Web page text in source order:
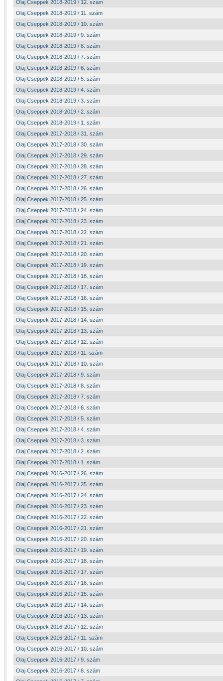
Olaj Cseppek 2018-2019 / 12. szám
Olaj Cseppek 2018-2019 / 11. szám
Olaj Cseppek 2018-2019 / 10. szám
Olaj Cseppek 2018-2019 / 9. szám
Olaj Cseppek 2018-2019 / 8. szám
Olaj Cseppek 2018-2019 / 7. szám
Olaj Cseppek 2018-2019 / 6. szám
Olaj Cseppek 2018-2019 / 5. szám
Olaj Cseppek 2018-2019 / 4. szám
Olaj Cseppek 2018-2019 / 3. szám
Olaj Cseppek 2018-2019 / 2. szám
Olaj Cseppek 2018-2019 / 1. szám
Olaj Cseppek 2017-2018 / 31. szám
Olaj Cseppek 2017-2018 / 30. szám
Olaj Cseppek 2017-2018 / 29. szám
Olaj Cseppek 2017-2018 / 28. szám
Olaj Cseppek 2017-2018 / 27. szám
Olaj Cseppek 2017-2018 / 26. szám
Olaj Cseppek 2017-2018 / 25. szám
Olaj Cseppek 2017-2018 / 24. szám
Olaj Cseppek 2017-2018 / 23. szám
Olaj Cseppek 2017-2018 / 22. szám
Olaj Cseppek 2017-2018 / 21. szám
Olaj Cseppek 2017-2018 / 20. szám
Olaj Cseppek 2017-2018 / 19. szám
Olaj Cseppek 2017-2018 / 18. szám
Olaj Cseppek 2017-2018 / 17. szám
Olaj Cseppek 2017-2018 / 16. szám
Olaj Cseppek 2017-2018 / 15. szám
Olaj Cseppek 2017-2018 / 14. szám
Olaj Cseppek 2017-2018 / 13. szám
Olaj Cseppek 2017-2018 / 12. szám
Olaj Cseppek 2017-2018 / 11. szám
Olaj Cseppek 2017-2018 / 10. szám
Olaj Cseppek 2017-2018 / 9. szám
Olaj Cseppek 2017-2018 / 8. szám
Olaj Cseppek 2017-2018 / 7. szám
Olaj Cseppek 2017-2018 / 6. szám
Olaj Cseppek 2017-2018 / 5. szám
Olaj Cseppek 2017-2018 / 4. szám
Olaj Cseppek 2017-2018 / 3. szám
Olaj Cseppek 2017-2018 / 2. szám
Olaj Cseppek 2017-2018 / 1. szám
Olaj Cseppek 2016-2017 / 26. szám
Olaj Cseppek 2016-2017 / 25. szám
Olaj Cseppek 2016-2017 / 24. szám
Olaj Cseppek 2016-2017 / 23. szám
Olaj Cseppek 2016-2017 / 22. szám
Olaj Cseppek 2016-2017 / 21. szám
Olaj Cseppek 2016-2017 / 20. szám
Olaj Cseppek 2016-2017 / 19. szám
Olaj Cseppek 2016-2017 / 18. szám
Olaj Cseppek 2016-2017 / 17. szám
Olaj Cseppek 2016-2017 / 16. szám
Olaj Cseppek 2016-2017 / 15. szám
Olaj Cseppek 2016-2017 / 14. szám
Olaj Cseppek 2016-2017 / 13. szám
Olaj Cseppek 2016-2017 / 12. szám
Olaj Cseppek 2016-2017 / 11. szám
Olaj Cseppek 2016-2017 / 10. szám
Olaj Cseppek 2016-2017 / 9. szám
Olaj Cseppek 2016-2017 / 8. szám